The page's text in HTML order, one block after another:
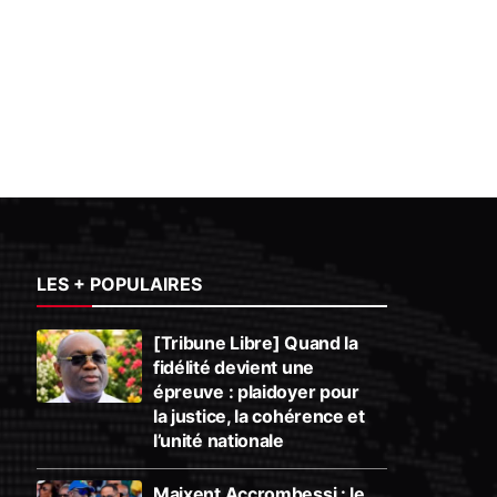
LES + POPULAIRES
[Tribune Libre] Quand la
fidélité devient une
épreuve : plaidoyer pour
la justice, la cohérence et
l’unité nationale